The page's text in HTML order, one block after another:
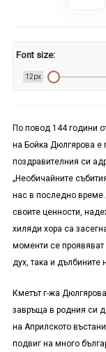
Font size:
12px
По повод 144 години
на Бойка Дюлгярова е
поздравителния си
„Необичайните
нас в последно
своите ценности,
хиляди хора са
моменти се проявяват
дух, така и дълбините
Кметът г-жа
завръща в родния си
на Априлското
подвиг на много